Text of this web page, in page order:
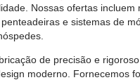
Nossas ofertas
e sistemas de
de precisão e
moderno. Fornecemos